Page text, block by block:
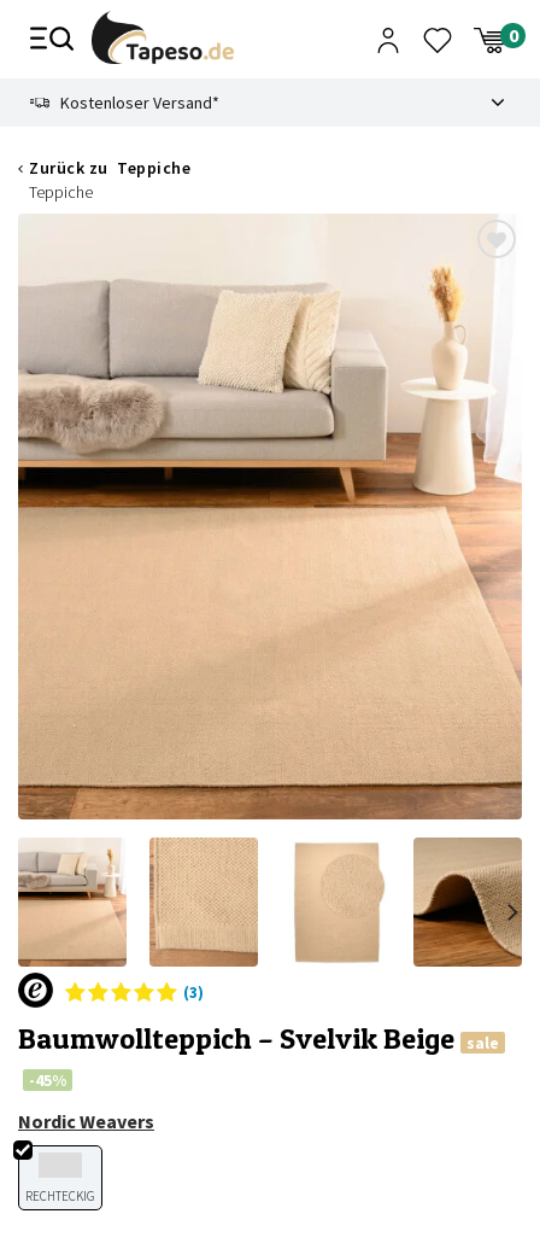
Zusammenbruch
Kostenloser Versand*
Zurück zu Teppiche
Teppiche
(3)
Baumwollteppich – Svelvik Beige
sale
-45%
Nordic Weavers
RECHTECKIG